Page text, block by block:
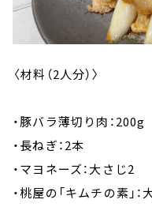
〈材料（2人分）〉
・豚バラ薄切り肉：200g
・長ねぎ：2本
・マヨネーズ：大さじ2
・桃屋の「キムチの素」：